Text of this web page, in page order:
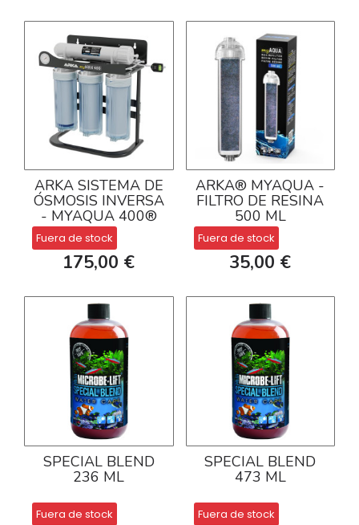
ARKA SISTEMA DE
ÓSMOSIS INVERSA
- MYAQUA 400®
Fuera de stock
175,00 €
ARKA® MYAQUA -
FILTRO DE RESINA
500 ML
Fuera de stock
35,00 €
SPECIAL BLEND
236 ML
Fuera de stock
SPECIAL BLEND
473 ML
Fuera de stock